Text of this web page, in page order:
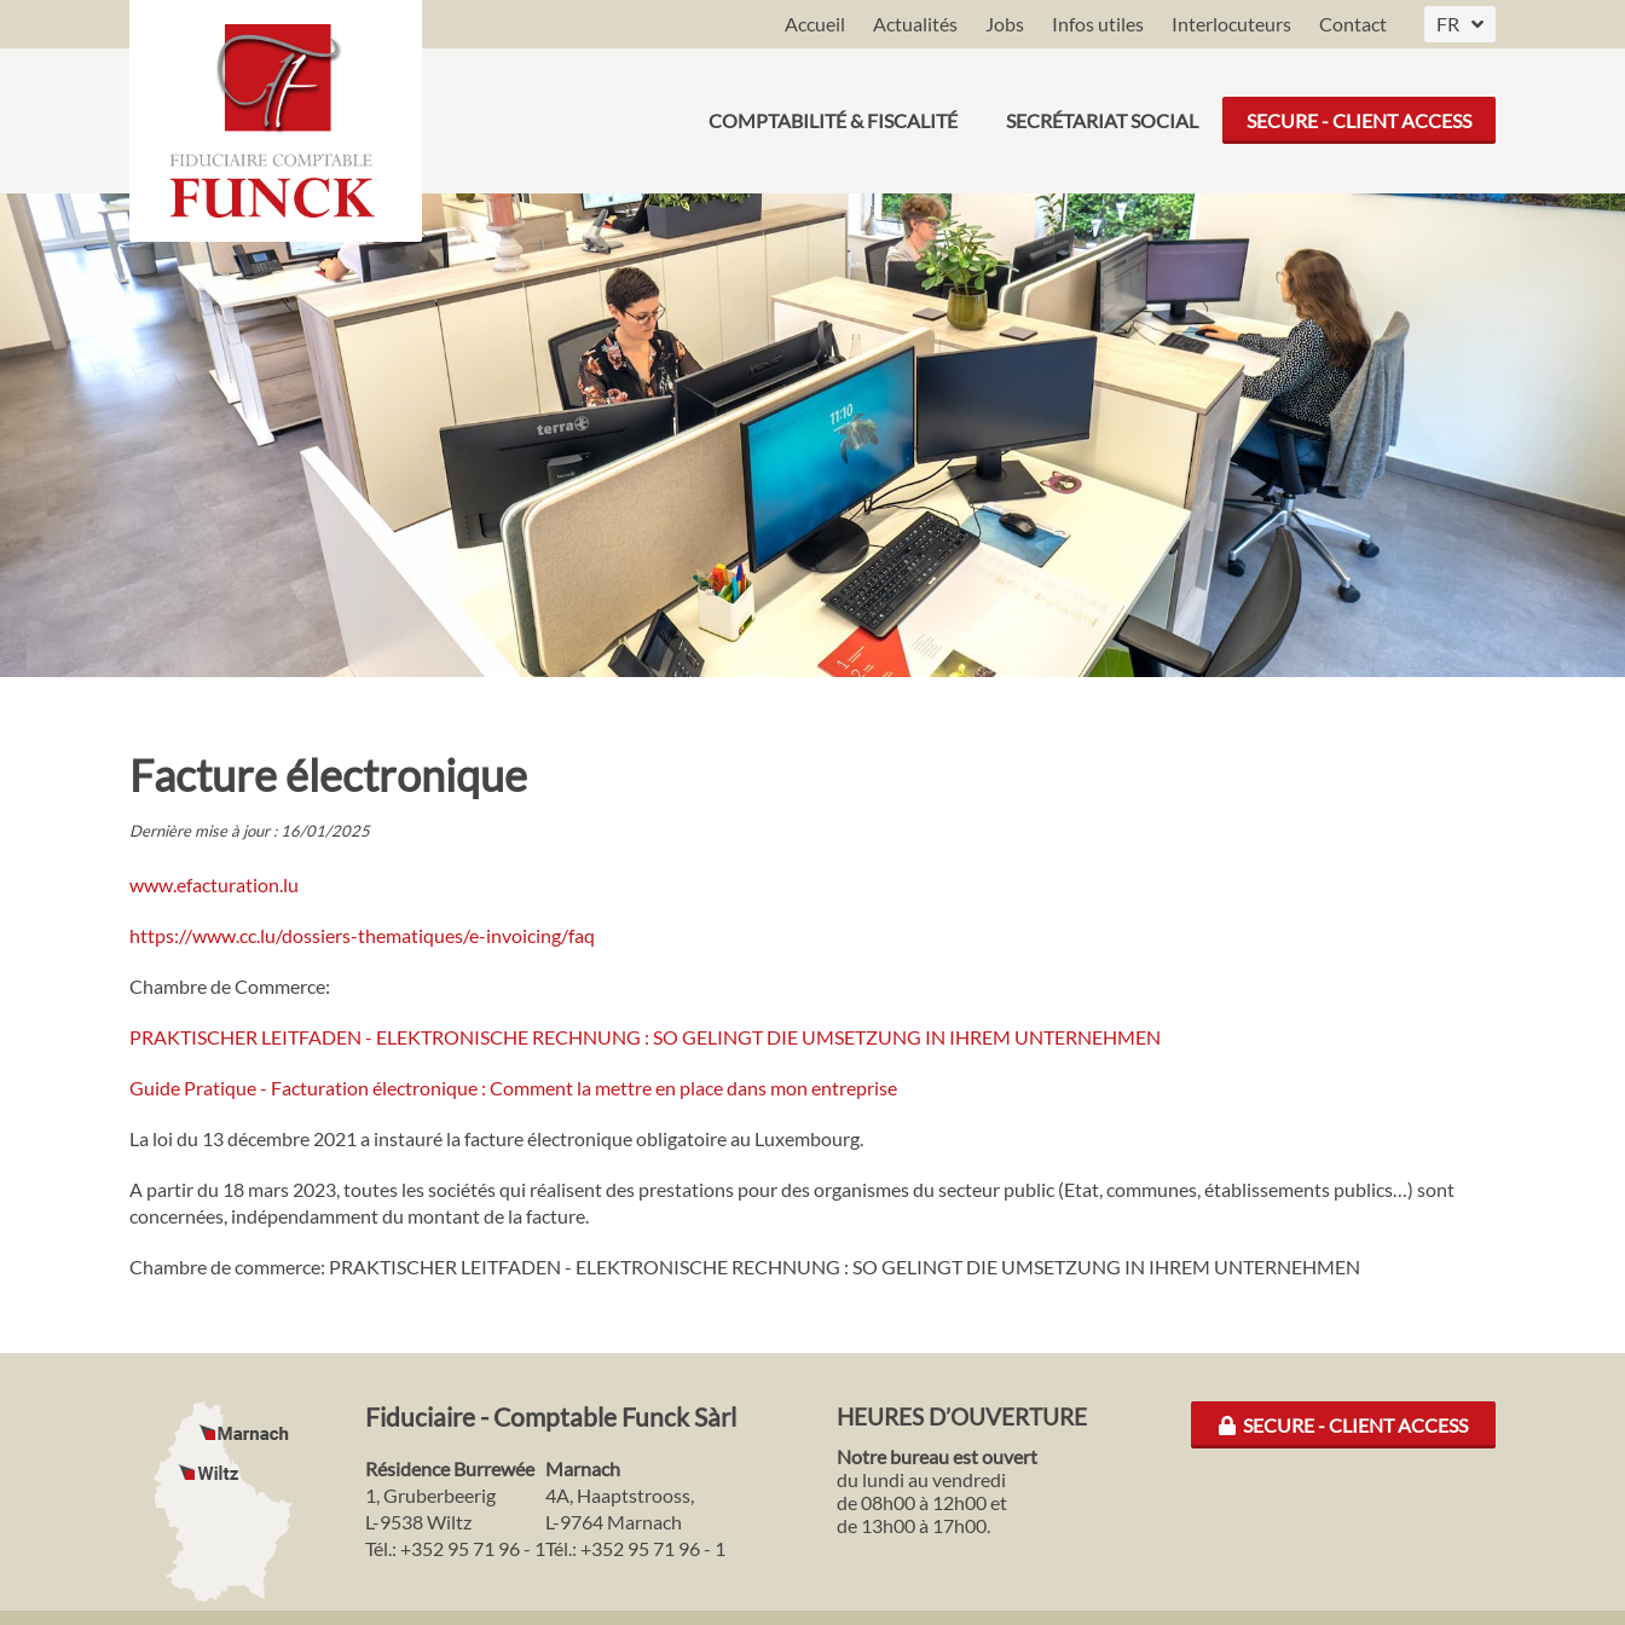
FR
LU
COMPTABILITÉ & FISCALITÉ
SECRÉTARIAT SOCIAL SECURE - CLIENT ACCESS
Accueil Actualités Jobs Infos utiles Interlocuteurs Contact
Facture électronique
Dernière mise à jour : 16/01/2025
www.efacturation.lu
https://www.cc.lu/dossiers-thematiques/e-invoicing/faq
Chambre de Commerce:
PRAKTISCHER LEITFADEN - ELEKTRONISCHE RECHNUNG : SO GELINGT DIE UMSETZUNG IN IHREM UNTERNEHMEN
Guide Pratique - Facturation électronique : Comment la mettre en place dans mon entreprise
La loi du 13 décembre 2021 a instauré la facture électronique obligatoire au Luxembourg.
A partir du 18 mars 2023, toutes les sociétés qui réalisent des prestations pour des organismes du secteur public (Etat, communes, établissements publics…) sont
concernées, indépendamment du montant de la facture.
Chambre de commerce: PRAKTISCHER LEITFADEN - ELEKTRONISCHE RECHNUNG : SO GELINGT DIE UMSETZUNG IN IHREM UNTERNEHMEN
Fiduciaire - Comptable Funck Sàrl
Résidence Burrewée
1, Gruberbeerig
L-9538 Wiltz
Tél.: +352 95 71 96 - 1
Marnach
4A, Haaptstrooss,
L-9764 Marnach
Tél.: +352 95 71 96 - 1
HEURES D’OUVERTURE
Notre bureau est ouvert
du lundi au vendredi
de 08h00 à 12h00 et
de 13h00 à 17h00.
SECURE - CLIENT ACCESS